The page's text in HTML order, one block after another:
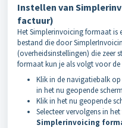
Instellen van
factuur)
Het Simplerinvoicing formaat is
bestand die door
(overheidsinstellingen) die zeer
formaat kun je als volgt voor
Klik in de navigatiebalk
in het nu geopende
Klik in het nu geopende
Selecteer vervolgens in het
Simplerinvoicing